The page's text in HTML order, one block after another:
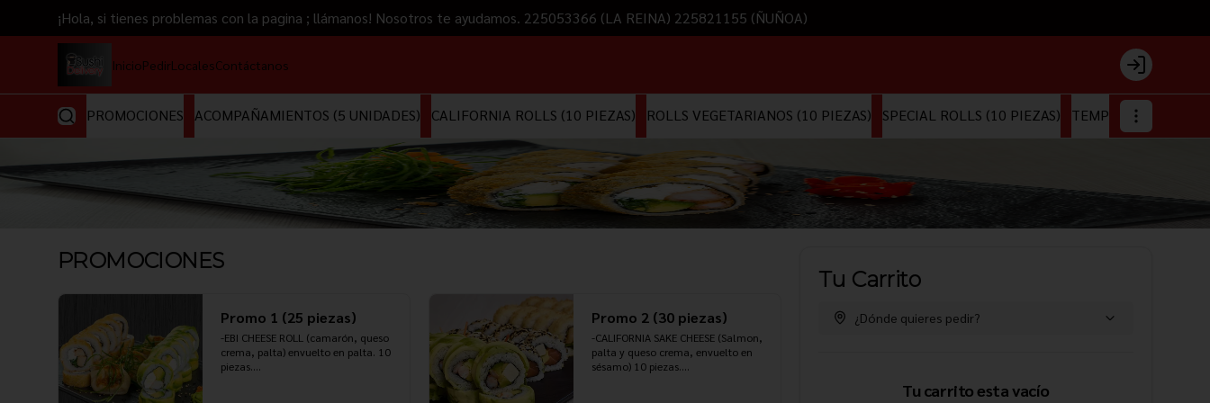
¡Hola, si tienes problemas con la pagina ; llámanos! Nosotros te ayudamos. 225053366 (LA REINA) 225821155 (ÑUÑOA)
InicioPedirLocalesContáctanos Login
PROMOCIONES ACOMPAÑAMIENTOS (5 UNIDADES) CALIFORNIA ROLLS (10 PIEZAS) ROLLS VEGETARIANOS (10 PIEZAS) SPECIAL ROLLS (10 PIEZAS) TEMPURA & PANKO
PROMOCIONES
Promo 1 (25 piezas)
-EBI CHEESE ROLL (camarón, queso
crema, palta) envuelto en palta. 10
piezas.
Promo 2 (30 piezas)
-CALIFORNIA SAKE CHEESE (Salmon,
palta y queso crema, envuelto en
sésamo) 10 piezas.
Tu Carrito
¿Dónde quieres pedir?
Tu carrito esta vacío